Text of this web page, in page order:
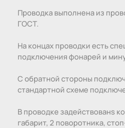
Проводка выполнена из
ГОСТ.
На концах проводки есть
подключения фонарей и
С обратной стороны
стандартной схеме
В проводке задействованs
габарит, 2 поворотника,